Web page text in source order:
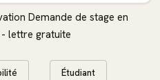
Demande de stage en
lettre gratuite
Étudiant